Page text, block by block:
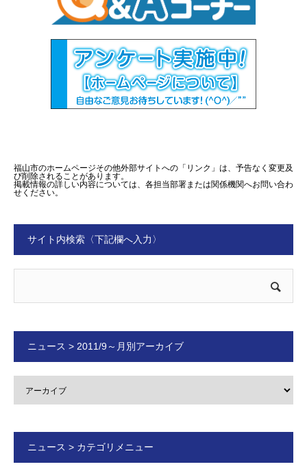
福山市のホームページその他外部サイトへの「リンク」は、予告なく変更及
び削除されることがあります。
掲載情報の詳しい内容については、各担当部署または関係機関へお問い合わ
せください。
サイト内検索〈下記欄へ入力〉
ニュース > 2011/9～月別アーカイブ
ニュース > カテゴリメニュー